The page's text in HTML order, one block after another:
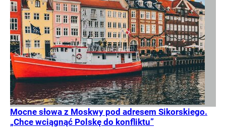
Mocne słowa z Moskwy pod adresem Sikorskiego.
„Chce wciągnąć Polskę do konfliktu”